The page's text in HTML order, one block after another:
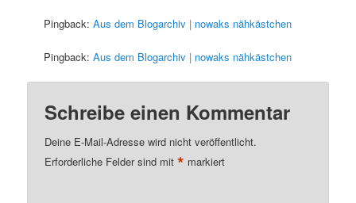
Pingback:Aus dem Blogarchiv | nowaks nähkästchen
Pingback:Aus dem Blogarchiv | nowaks nähkästchen
Schreibe einen Kommentar
Deine E-Mail-Adresse wird nicht veröffentlicht.
Erforderliche Felder sind mit* markiert